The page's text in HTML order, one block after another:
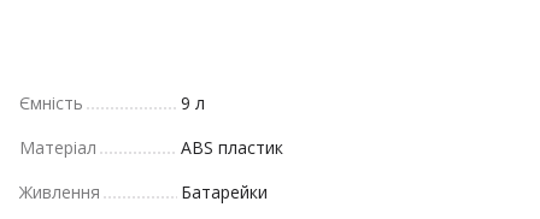
Ємність
9 л
Матеріал
ABS пластик
Живлення
Батарейки